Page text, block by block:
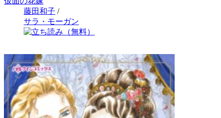
藤田和子 /
サラ・モーガン